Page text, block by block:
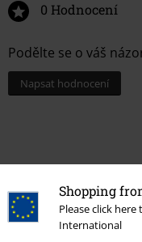
Shopping
Please click
International
0 Hodnocení
Podělte se o váš
Napsat hodnocení